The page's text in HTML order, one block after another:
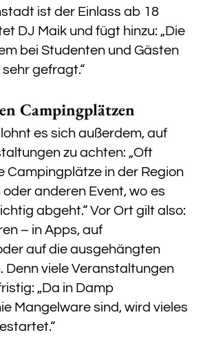
ist der Einlass ab 18
DJ Maik und fügt hinzu: „Die
bei Studenten und Gästen
gefragt.“
Campingplätzen
es sich außerdem, auf
zu achten: „Oft
Campingplätze in der Region
anderen Event, wo es
abgeht.“ Vor Ort gilt also:
– in Apps, auf
auf die ausgehängten
Denn viele Veranstaltungen
„Da in Damp
Mangelware sind, wird vieles